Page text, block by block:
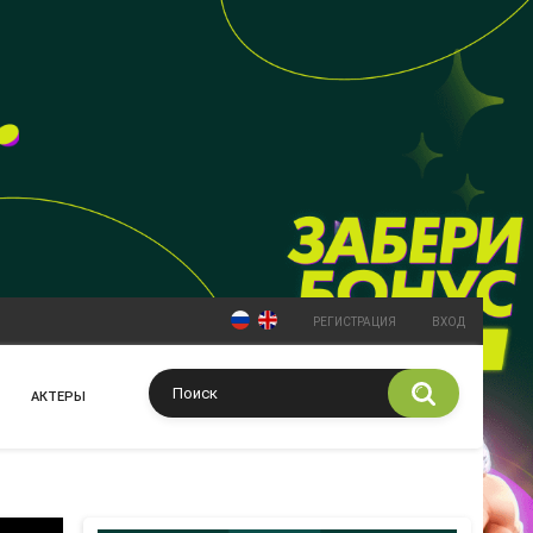
РЕГИСТРАЦИЯ ВХОД
АКТЕРЫ